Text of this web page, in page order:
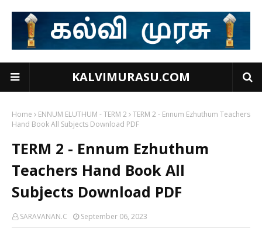
KALVIMURASU.COM
Home ENNUM ELUTHUM - TERM 2
TERM 2 - Ennum Ezhuthum Teachers
Hand Book All Subjects Download PDF
TERM 2 - Ennum Ezhuthum
Teachers Hand Book All
Subjects Download PDF
SARAVANAN.C September 06, 2023